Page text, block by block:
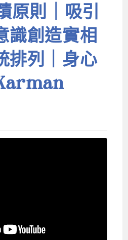
原則｜吸引
創造實相
排列｜身心